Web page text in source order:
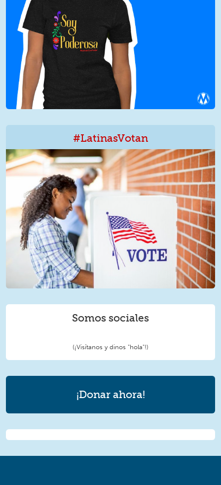
#LatinasVotan
LatinxVotan.png
Somos sociales
(¡Visítanos y dinos "hola"!)
¡Donar ahora!